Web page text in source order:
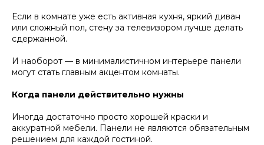
Если в комнате уже есть активная кухня, яркий диван
или сложный пол, стену за телевизором лучше делать
сдержанной.
И наоборот — в минималистичном интерьере панели
могут стать главным акцентом комнаты.
Когда панели действительно нужны
Иногда достаточно просто хорошей краски и
аккуратной мебели. Панели не являются обязательным
решением для каждой гостиной.